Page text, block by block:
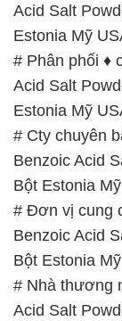
Acid Salt
Estonia Mỹ
# Phân phối ♦
Acid Salt
Estonia Mỹ
# Cty chuyên
Benzoic Acid
Bột Estonia
# Đơn vị cung
Benzoic Acid
Bột Estonia
# Nhà thương
Acid Salt